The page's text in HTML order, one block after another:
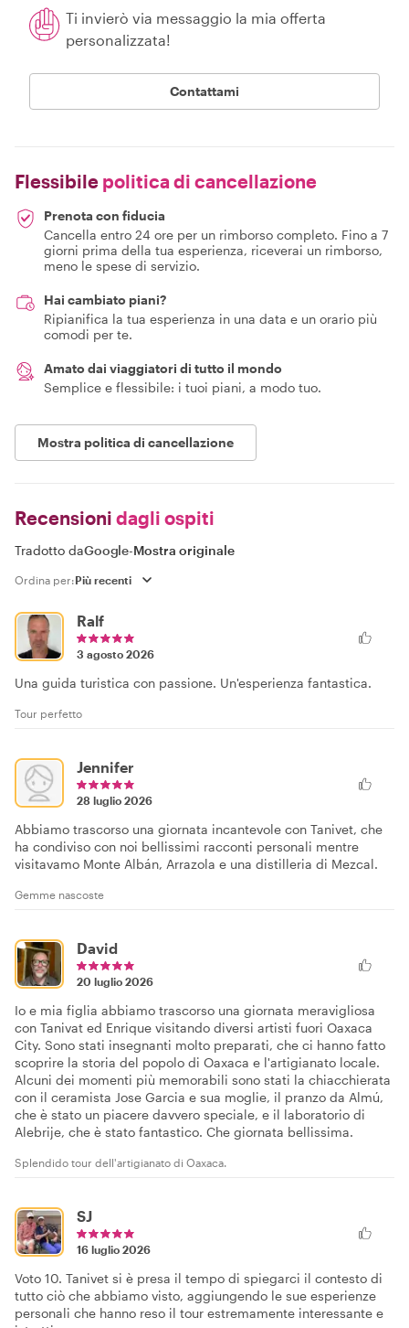
Ti invierò via messaggio la mia offerta
personalizzata!
Contattami
Flessibile politica di cancellazione
Prenota con fiducia
Cancella entro 24 ore per un rimborso completo. Fino a 7
giorni prima della tua esperienza, riceverai un rimborso,
meno le spese di servizio.
Hai cambiato piani?
Ripianifica la tua esperienza in una data e un orario più
comodi per te.
Amato dai viaggiatori di tutto il mondo
Semplice e flessibile: i tuoi piani, a modo tuo.
Mostra politica di cancellazione
Recensioni dagli ospiti
Tradotto daGoogle-Mostra originale
Ordina per:
Ralf
3 agosto 2026
Una guida turistica con passione. Un'esperienza fantastica.
Tour perfetto
Jennifer
28 luglio 2026
Abbiamo trascorso una giornata incantevole con Tanivet, che
ha condiviso con noi bellissimi racconti personali mentre
visitavamo Monte Albán, Arrazola e una distilleria di Mezcal.
Gemme nascoste
David
20 luglio 2026
Io e mia figlia abbiamo trascorso una giornata meravigliosa
con Tanivat ed Enrique visitando diversi artisti fuori Oaxaca
City. Sono stati insegnanti molto preparati, che ci hanno fatto
scoprire la storia del popolo di Oaxaca e l'artigianato locale.
Alcuni dei momenti più memorabili sono stati la chiacchierata
con il ceramista Jose Garcia e sua moglie, il pranzo da Almú,
che è stato un piacere davvero speciale, e il laboratorio di
Alebrije, che è stato fantastico. Che giornata bellissima.
Splendido tour dell'artigianato di Oaxaca.
SJ
16 luglio 2026
Voto 10. Tanivet si è presa il tempo di spiegarci il contesto di
tutto ciò che abbiamo visto, aggiungendo le sue esperienze
personali che hanno reso il tour estremamente interessante e